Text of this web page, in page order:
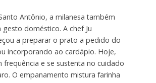
Antônio, a milanesa também
gesto doméstico. A chef Ju
a preparar o prato a pedido do
incorporando ao cardápio. Hoje,
frequência e se sustenta no cuidado
O empanamento mistura farinha